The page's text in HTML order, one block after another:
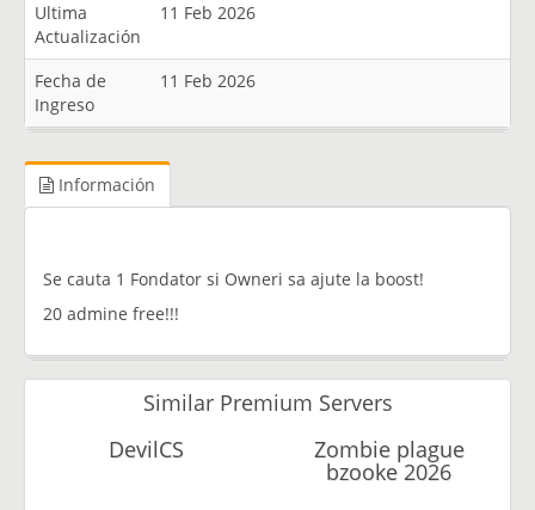
Ultima
Actualización
11 Feb 2026
Fecha de
Ingreso
11 Feb 2026
Información
Se cauta 1 Fondator si Owneri sa ajute la boost!
20 admine free!!!
Similar Premium Servers
DevilCS
Zombie plague
bzooke 2026